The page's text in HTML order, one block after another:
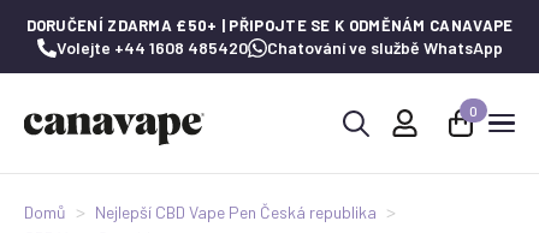
DORUČENÍ ZDARMA £50+ | PŘIPOJTE SE K ODMĚNÁM CANAVAPE
Volejte +44 1608 485420 Chatování ve službě WhatsApp
0
Domů
Nejlepší CBD Vape Pen Česká republika